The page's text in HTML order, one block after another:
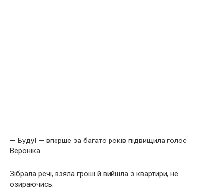
— Буду! — вперше за багато років підвищила голос
Вероніка.
Зібрала речі, взяла гроші й вийшла з квартири, не
озираючись.